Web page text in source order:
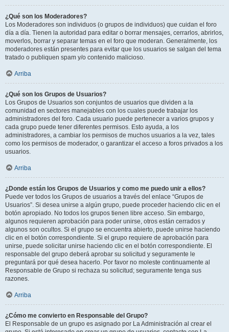
¿Qué son los Moderadores?
Los Moderadores son individuos (o grupos de individuos) que cuidan el foro
día a día. Tienen la autoridad para editar o borrar mensajes, cerrarlos, abrirlos,
moverlos, borrar y separar temas en el foro que moderan. Generalmente, los
moderadores están presentes para evitar que los usuarios se salgan del tema
tratado o publiquen spam y/o contenido malicioso.
Arriba
¿Qué son los Grupos de Usuarios?
Los Grupos de Usuarios son conjuntos de usuarios que dividen a la
comunidad en sectores manejables con los cuales puede trabajar los
administradores del foro. Cada usuario puede pertenecer a varios grupos y
cada grupo puede tener diferentes permisos. Esto ayuda, a los
administradores, a cambiar los permisos de muchos usuarios a la vez, tales
como los permisos de moderador, o garantizar el acceso a foros privados a los
usuarios.
Arriba
¿Donde están los Grupos de Usuarios y como me puedo unir a ellos?
Puede ver todos los Grupos de usuarios a través del enlace “Grupos de
Usuarios”. Si desea unirse a algún grupo, puede proceder haciendo clic en el
botón apropiado. No todos los grupos tienen libre acceso. Sin embargo,
algunos requieren aprobación para poder unirse, otros están cerrados y
algunos son ocultos. Si el grupo se encuentra abierto, puede unirse haciendo
clic en el botón correspondiente. Si el grupo requiere de aprobación para
unirse, puede solicitar unirse haciendo clic en el botón correspondiente. El
responsable del grupo deberá aprobar su solicitud y seguramente le
preguntará por qué desea hacerlo. Por favor no moleste continuamente al
Responsable de Grupo si rechaza su solicitud; seguramente tenga sus
razones.
Arriba
¿Cómo me convierto en Responsable del Grupo?
El Responsable de un grupo es asignado por La Administración al crear el